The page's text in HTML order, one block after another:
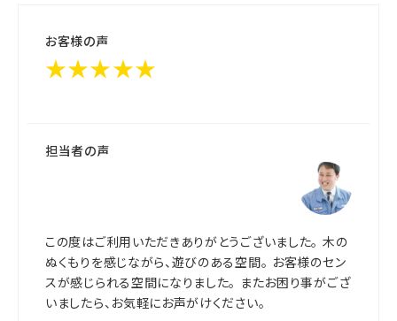
お客様の声
★★★★★
担当者の声
この度はご利用いただきありがとうございました。 木の
ぬくもりを感じながら、遊びのある空間。 お客様のセン
スが感じられる空間になりました。 またお困り事がござ
いましたら、お気軽にお声がけください。